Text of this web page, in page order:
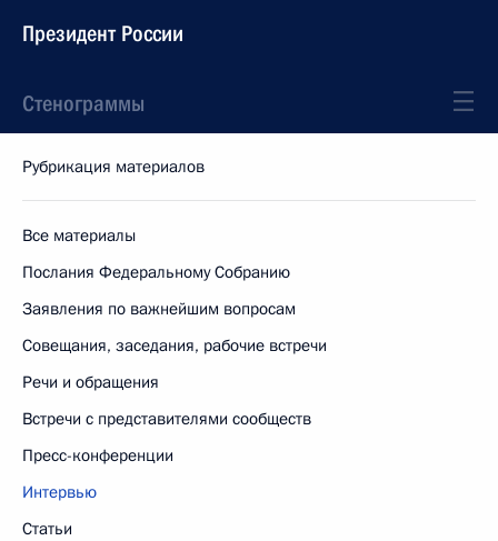
Президент России
Стенограммы
Рубрикация материалов
Все материалы
Послания Федеральному Собранию
Заявления по важнейшим вопросам
Совещания, заседания, рабочие встречи
Речи и обращения
Встречи с представителями сообществ
Пресс-конференции
Интервью
Статьи